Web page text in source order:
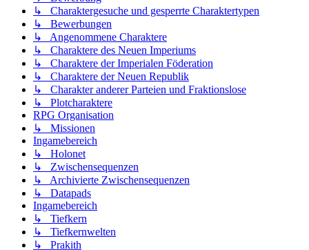
↳ Charaktergesuche und gesperrte Charaktertypen
↳ Bewerbungen
↳ Angenommene Charaktere
↳ Charaktere des Neuen Imperiums
↳ Charaktere der Imperialen Föderation
↳ Charaktere der Neuen Republik
↳ Charakter anderer Parteien und Fraktionslose
↳ Plotcharaktere
RPG Organisation
↳ Missionen
Ingamebereich
↳ Holonet
↳ Zwischensequenzen
↳ Archivierte Zwischensequenzen
↳ Datapads
Ingamebereich
↳ Tiefkern
↳ Tiefkernwelten
↳ Prakith